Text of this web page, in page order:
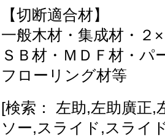
【切断適合材】
一般木材・集成材・２
ＳＢ材・ＭＤＦ材・
フローリング材等
[検索： 左助,左助廣正
ソー,スライド,スライ